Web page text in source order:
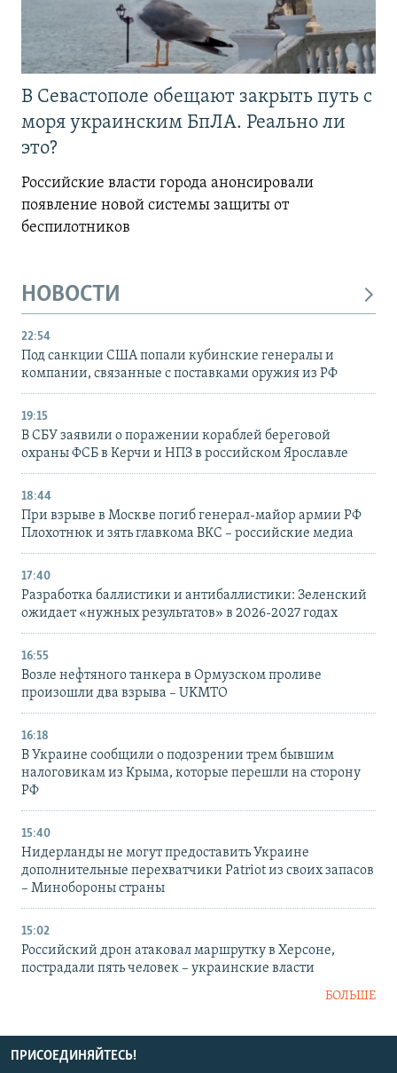
В Севастополе обещают закрыть путь с
моря украинским БпЛА. Реально ли
это?
Российские власти города анонсировали
появление новой системы защиты от
беспилотников
НОВОСТИ
22:54
Под санкции США попали кубинские генералы и
компании, связанные с поставками оружия из РФ
19:15
В СБУ заявили о поражении кораблей береговой
охраны ФСБ в Керчи и НПЗ в российском Ярославле
18:44
При взрыве в Москве погиб генерал-майор армии РФ
Плохотнюк и зять главкома ВКС – российские медиа
17:40
Разработка баллистики и антибаллистики: Зеленский
ожидает «нужных результатов» в 2026-2027 годах
16:55
Возле нефтяного танкера в Ормузском проливе
произошли два взрыва – UKMTO
16:18
В Украине сообщили о подозрении трем бывшим
налоговикам из Крыма, которые перешли на сторону
РФ
15:40
Нидерланды не могут предоставить Украине
дополнительные перехватчики Patriot из своих запасов
– Минобороны страны
15:02
Российский дрон атаковал маршрутку в Херсоне,
пострадали пять человек – украинские власти
БОЛЬШЕ
ПРИСОЕДИНЯЙТЕСЬ!